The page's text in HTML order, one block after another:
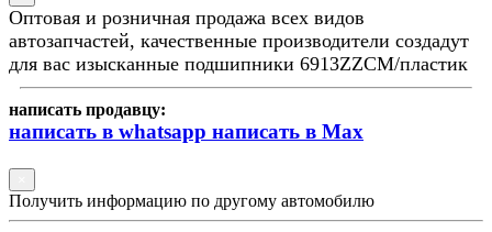
Оптовая и розничная продажа всех видов
автозапчастей, качественные производители создадут
для вас изысканные подшипники 6913ZZCM/пластик
написать продавцу:
написать в whatsapp написать в Max
Получить информацию по другому автомобилю